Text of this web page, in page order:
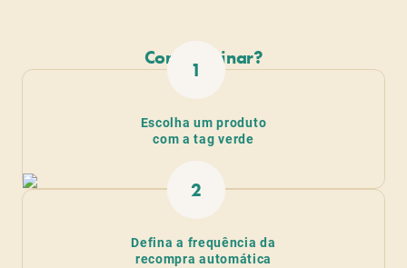
Como assinar?
1
Escolha um produto
com a tag verde
2
Defina a frequência da
recompra automática